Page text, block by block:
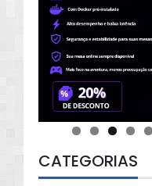
CATEGORIAS